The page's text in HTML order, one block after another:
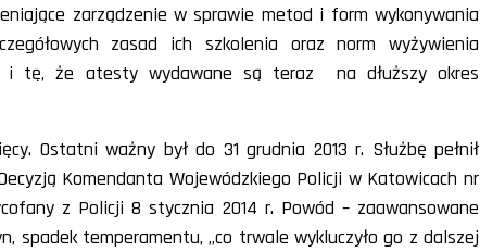
zarządzenie w sprawie metod i form wykonywania
zasad ich szkolenia oraz norm wyżywienia
i tę, że atesty wydawane są teraz na dłuższy okres
Ostatni ważny był do 31 grudnia 2013 r. Służbę pełnił
Komendanta Wojewódzkiego Policji w Katowicach nr
z Policji 8 stycznia 2014 r. Powód – zaawansowane
spadek temperamentu, „co trwale wykluczyło go z dalszej